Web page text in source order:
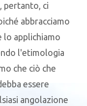
pertanto, ci
abbracciamo
lo applichiamo
l'etimologia
che ciò che
essere
angolazione